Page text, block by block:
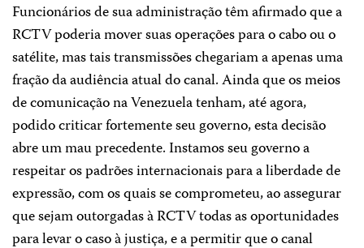
Funcionários de sua administração têm afirmado que a
RCTV poderia mover suas operações para o cabo ou o
satélite, mas tais transmissões chegariam a apenas uma
fração da audiência atual do canal. Ainda que os meios
de comunicação na Venezuela tenham, até agora,
podido criticar fortemente seu governo, esta decisão
abre um mau precedente. Instamos seu governo a
respeitar os padrões internacionais para a liberdade de
expressão, com os quais se comprometeu, ao assegurar
que sejam outorgadas à RCTV todas as oportunidades
para levar o caso à justiça, e a permitir que o canal